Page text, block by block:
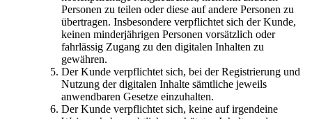
Personen zu teilen oder diese auf andere Personen zu
übertragen. Insbesondere verpflichtet sich der Kunde,
keinen minderjährigen Personen vorsätzlich oder
fahrlässig Zugang zu den digitalen Inhalten zu
gewähren.
Der Kunde verpflichtet sich, bei der Registrierung und
Nutzung der digitalen Inhalte sämtliche jeweils
anwendbaren Gesetze einzuhalten.
Der Kunde verpflichtet sich, keine auf irgendeine